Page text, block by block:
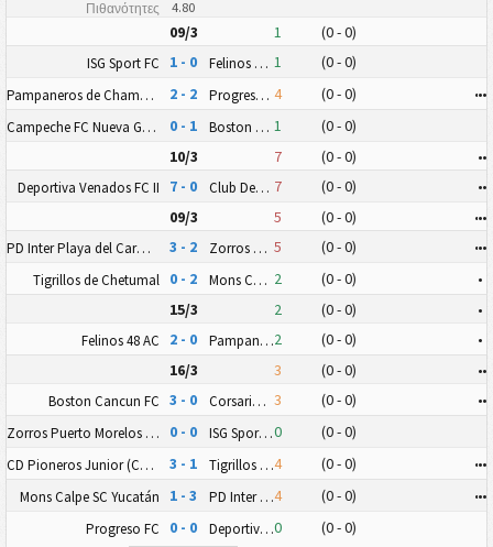
Πιθανότητες 4.80
09/3 1 (0 - 0)
ISG Sport FC 1 - 0 Felinos 48 AC 1 (0 - 0)
Pampaneros de Champotón FC 2 - 2 Progreso FC 4 (0 - 0) •••
Campeche FC Nueva Generación 0 - 1 Boston Cancun FC 1
(0 - 0)
10/3
7 (0 - 0) ••
Deportiva Venados FC II 7 - 0 Club Deportivo Zitácuaro II 7 (0 - 0) ••
09/3
5 (0 - 0) •••
PD Inter Playa del Carmen AC II 3 - 2 Zorros Puerto Morelos FC 5 (0 - 0) •••
Tigrillos de Chetumal 0 - 2 Mons Calpe SC Yucatán 2 (0 - 0)
•
15/3
2 (0 - 0) •
Felinos 48 AC 2 - 0 Pampaneros de Champotón FC2 (0 - 0)
•
16/3
3 (0 - 0) ••
Boston Cancun FC 3 - 0 Corsarios de Campeche FC 3 (0 - 0) ••
Zorros Puerto Morelos FC 0 - 0 ISG Sport FC0 (0 - 0)
CD Pioneros Junior (CD Pioneros de Cancún II) 3 - 1 Tigrillos de Chetumal4 (0 - 0) •••
Mons Calpe SC Yucatán 1 - 3 PD Inter Playa del Carmen AC II4 (0 - 0) •••
Progreso FC 0 - 0 Deportiva Venados FC II0 (0 - 0)